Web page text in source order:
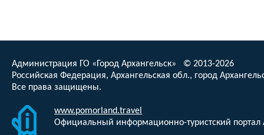
Администрация ГО «Город Архангельск» © 2013-2026
Российская Федерация, Архангельская обл., город
Все права защищены.
www.pomorland.travel
Официальный информационно-туристский портал